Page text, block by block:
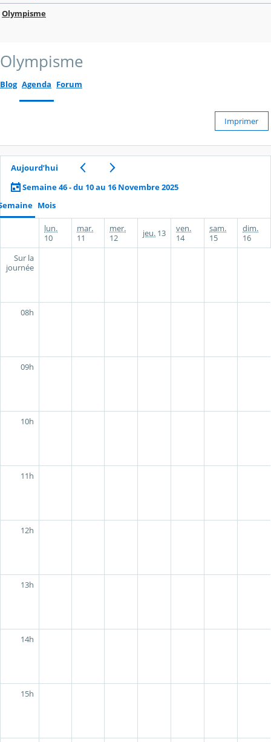
Olympisme
Olympisme
Blog Agenda Forum
Imprimer
Aujourd’hui
Semaine 46 - du 10 au 16 Novembre 2025
Mois
lun.
10
mar.
11
mer.
12
jeu. 13
ven.
14
sam.
15
dim.
16
Sur la
journée
08h
09h
10h
11h
12h
13h
14h
15h